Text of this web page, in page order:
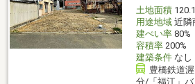
土地面積
用途地域近隣
建ぺい率80%
容積率200%
建築条件なし
豊橋鉄道
分/「福江」